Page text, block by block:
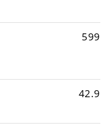
599
42.9